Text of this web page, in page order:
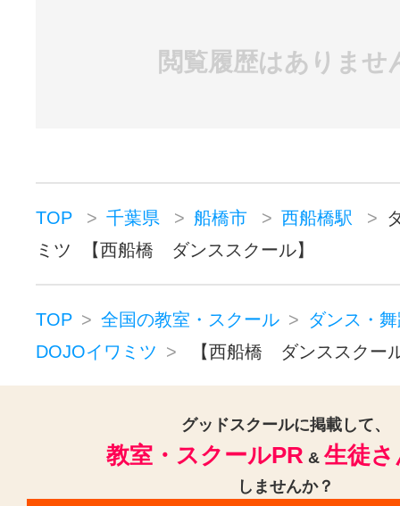
閲覧履歴はありませ
TOP 千葉県 船橋市 西船橋駅
ミツ 【西船橋 ダンススクール】
TOP 全国の教室・スクール
ダンス・
DOJOイワミツ
【西船橋 ダンススクー
グッドスクールに掲載して、
教室・スクールPR & 生徒
しませんか？